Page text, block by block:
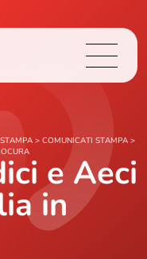
> COMUNICATI STAMPA >
e Aeci
in